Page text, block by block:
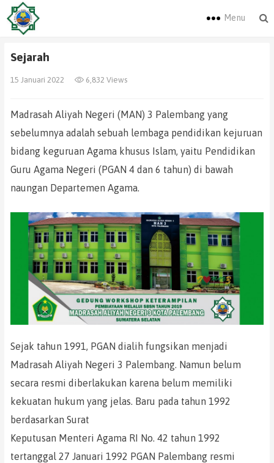
Menu
Sejarah
15 Januari 2022 6,832 Views
Madrasah Aliyah Negeri (MAN) 3 Palembang yang
sebelumnya adalah sebuah lembaga pendidikan kejuruan
bidang keguruan Agama khusus Islam, yaitu Pendidikan
Guru Agama Negeri (PGAN 4 dan 6 tahun) di bawah
naungan Departemen Agama.
Sejak tahun 1991, PGAN dialih fungsikan menjadi
Madrasah Aliyah Negeri 3 Palembang. Namun belum
secara resmi diberlakukan karena belum memiliki
kekuatan hukum yang jelas. Baru pada tahun 1992
berdasarkan Surat
Keputusan Menteri Agama RI No. 42 tahun 1992
tertanggal 27 Januari 1992 PGAN Palembang resmi